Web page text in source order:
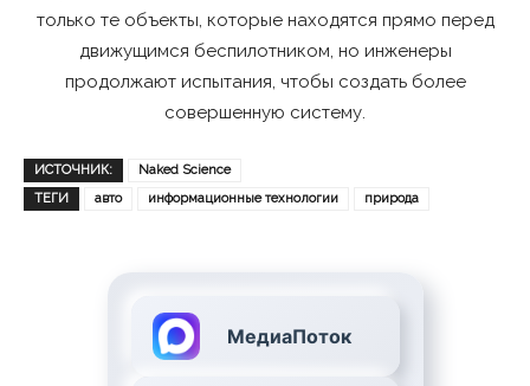
только те объекты, которые находятся прямо перед
движущимся беспилотником, но инженеры
продолжают испытания, чтобы создать более
совершенную систему.
ИСТОЧНИК:
Naked Science
ТЕГИ
авто информационные технологии природа
МедиаПоток